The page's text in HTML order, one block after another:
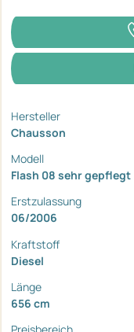
Hersteller
Chausson
Modell
Flash 08 sehr gepflegt
Erstzulassung
06/2006
Kraftstoff
Diesel
Länge
656 cm
Preisbereich